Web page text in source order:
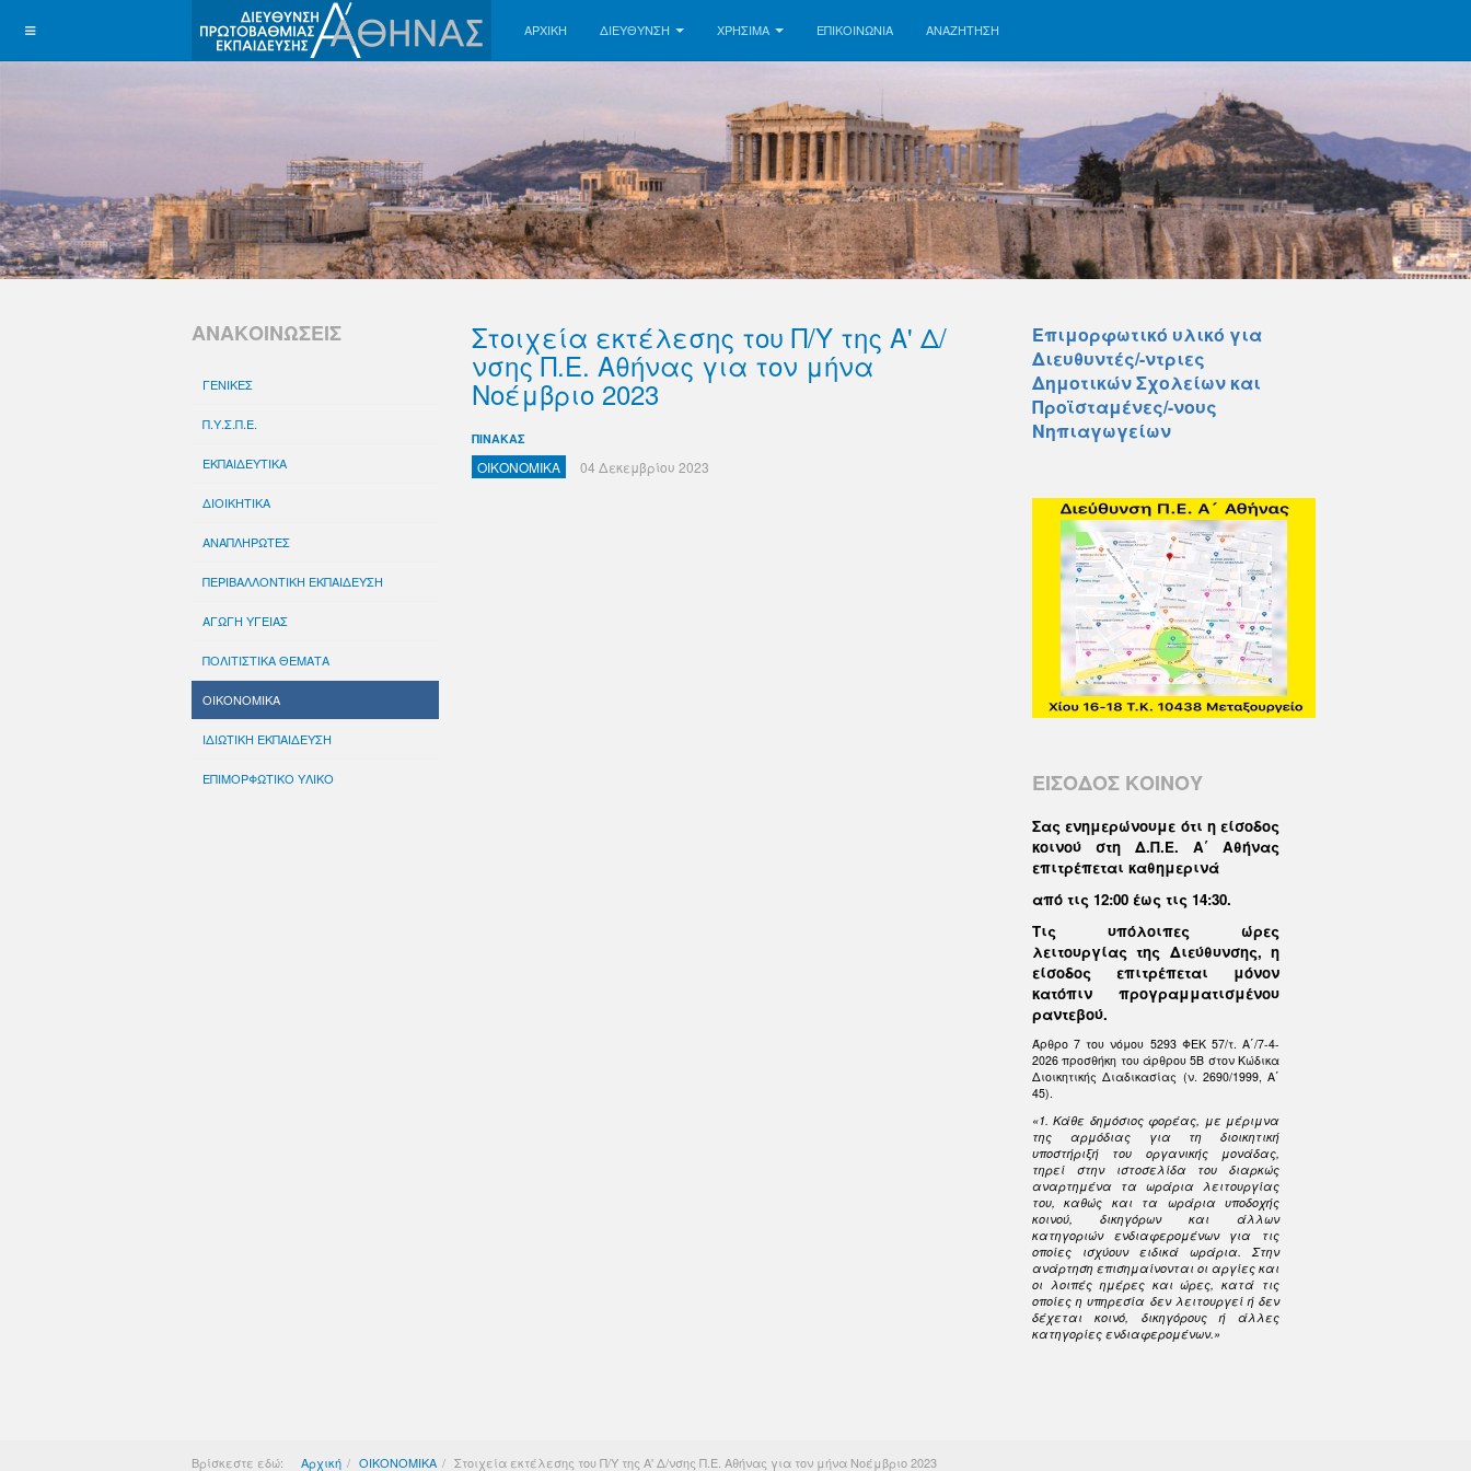
ΑΡΧΙΚΗ ΔΙΕΥΘΥΝΣΗ ΧΡΗΣΙΜΑ ΕΠΙΚΟΙΝΩΝΊΑ ΑΝΑΖΉΤΗΣΗ
Στοιχεία εκτέλεσης του Π/Υ της Α' Δ/
νσης Π.Ε. Αθήνας για τον μήνα
Νοέμβριο 2023
ΠΙΝΑΚΑΣ
ΟΙΚΟΝΟΜΙΚΑ 04 Δεκεμβρίου 2023
ΑΝΑΚΟΙΝΩΣΕΙΣ
ΓΕΝΙΚΕΣ
Π.Υ.Σ.Π.Ε.
ΕΚΠΑΙΔΕΥΤΙΚΑ
ΔΙΟΙΚΗΤΙΚΑ
ΑΝΑΠΛΗΡΩΤΕΣ
ΠΕΡΙΒΑΛΛΟΝΤΙΚΗ ΕΚΠΑΙΔΕΥΣΗ
ΑΓΩΓΗ ΥΓΕΙΑΣ
ΠΟΛΙΤΙΣΤΙΚΑ ΘΕΜΑΤΑ
ΟΙΚΟΝΟΜΙΚΑ
ΙΔΙΩΤΙΚΗ ΕΚΠΑΙΔΕΥΣΗ
ΕΠΙΜΟΡΦΩΤΙΚΟ ΥΛΙΚΟ
Επιμορφωτικό υλικό για
Διευθυντές/-ντριες
Δημοτικών Σχολείων και
Προϊσταμένες/-νους
Νηπιαγωγείων
ΕΙΣΟΔΟΣ ΚΟΙΝΟΥ
Σας ενημερώνουμε ότι η είσοδος
κοινού στη Δ.Π.Ε. Α΄ Αθήνας
επιτρέπεται καθημερινά
από τις 12:00 έως τις 14:30.
Τις υπόλοιπες ώρες
λειτουργίας της Διεύθυνσης, η
είσοδος επιτρέπεται μόνον
κατόπιν προγραμματισμένου
ραντεβού.
Άρθρο 7 του νόμου 5293 ΦΕΚ 57/τ. Α΄/7-4-
2026 προσθήκη του άρθρου 5Β στον Κώδικα
Διοικητικής Διαδικασίας (ν. 2690/1999, Α΄
45).
«1. Κάθε δημόσιος φορέας, με μέριμνα
της αρμόδιας για τη διοικητική
υποστήριξή του οργανικής μονάδας,
τηρεί στην ιστοσελίδα του διαρκώς
αναρτημένα τα ωράρια λειτουργίας
του, καθώς και τα ωράρια υποδοχής
κοινού, δικηγόρων και άλλων
κατηγοριών ενδιαφερομένων για τις
οποίες ισχύουν ειδικά ωράρια. Στην
ανάρτηση επισημαίνονται οι αργίες και
οι λοιπές ημέρες και ώρες, κατά τις
οποίες η υπηρεσία δεν λειτουργεί ή δεν
δέχεται κοινό, δικηγόρους ή άλλες
κατηγορίες ενδιαφερομένων.»
Βρίσκεστε εδώ: Αρχική ΟΙΚΟΝΟΜΙΚΑ Στοιχεία εκτέλεσης του Π/Υ της Α' Δ/νσης Π.Ε. Αθήνας για τον μήνα Νοέμβριο 2023